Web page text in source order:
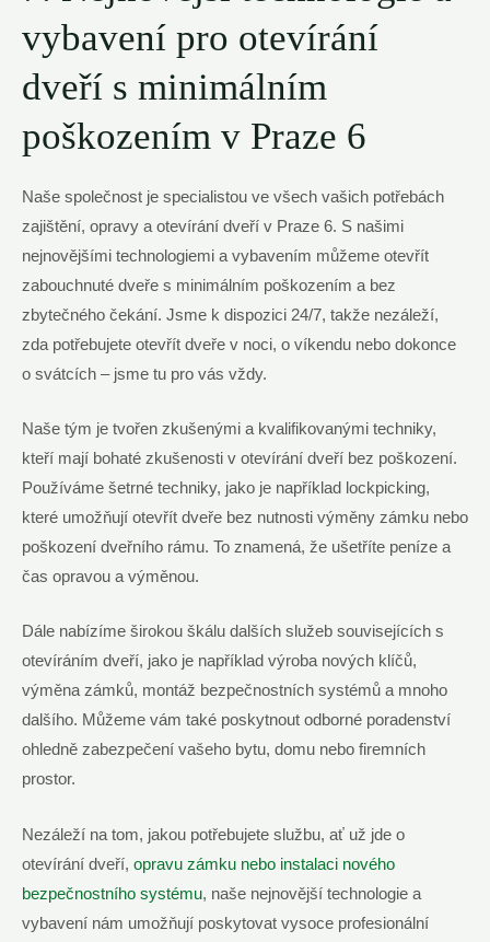
vybavení pro otevírání
dveří s minimálním
poškozením v Praze 6
Naše společnost je specialistou ve všech vašich potřebách
zajištění, opravy a otevírání dveří v Praze 6. S našimi
nejnovějšími technologiemi a vybavením můžeme otevřít
zabouchnuté dveře s minimálním poškozením a bez
zbytečného čekání. Jsme k dispozici 24/7, takže nezáleží,
zda potřebujete otevřít dveře v noci, o víkendu nebo dokonce
o svátcích – jsme tu pro vás vždy.
Naše tým je tvořen zkušenými a kvalifikovanými techniky,
kteří mají bohaté zkušenosti v otevírání dveří bez poškození.
Používáme šetrné techniky, jako je například lockpicking,
které umožňují otevřít dveře bez nutnosti výměny zámku nebo
poškození dveřního rámu. To znamená, že ušetříte peníze a
čas opravou a výměnou.
Dále nabízíme širokou škálu dalších služeb souvisejících s
otevíráním dveří, jako je například výroba nových klíčů,
výměna zámků, montáž bezpečnostních systémů a mnoho
dalšího. Můžeme vám také poskytnout odborné poradenství
ohledně zabezpečení vašeho bytu, domu nebo firemních
prostor.
Nezáleží na tom, jakou potřebujete službu, ať už jde o
otevírání dveří, opravu zámku nebo instalaci nového
bezpečnostního systému, naše nejnovější technologie a
vybavení nám umožňují poskytovat vysoce profesionální